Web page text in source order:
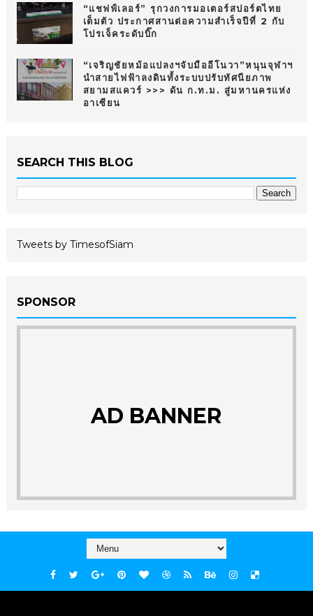
“แชฟฟ์เลอร์” รุกวงการมอเตอร์สปอร์ตไทย
เต็มตัว ประกาศสานต่อความสำเร็จปีที่ 2 กับ
โปรเจ็คระดับบิ๊ก
“เจริญชัยหม้อแปลงฯจับมืออีโนวา”หนุนจุฬาฯ
นำสายไฟฟ้าลงดินทั้งระบบปรับทัศนียภาพ
สยามสแควร์ >>> ดัน ก.ท.ม. สู่มหานครแห่ง
อาเซียน
SEARCH THIS BLOG
Tweets by TimesofSiam
SPONSOR
AD BANNER